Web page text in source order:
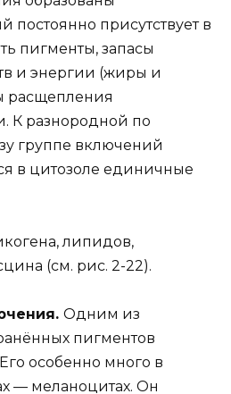
постоянно присутствует в
пигменты, запасы
и энергии (жиры и
расщепления
К разнородной по
группе включений
в цитозоле единичные
липидов,
(см. рис. 2-22).
Одним из
пигментов
Его особенно много в
— меланоцитах. Он